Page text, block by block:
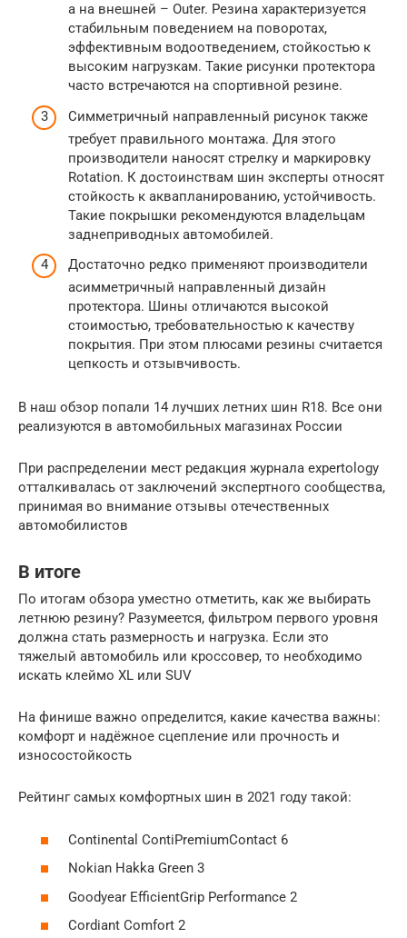
а на внешней – Outer. Резина характеризуется
стабильным поведением на поворотах,
эффективным водоотведением, стойкостью к
высоким нагрузкам. Такие рисунки протектора
часто встречаются на спортивной резине.
Симметричный направленный рисунок также
требует правильного монтажа. Для этого
производители наносят стрелку и маркировку
Rotation. К достоинствам шин эксперты относят
стойкость к аквапланированию, устойчивость.
Такие покрышки рекомендуются владельцам
заднеприводных автомобилей.
Достаточно редко применяют производители
асимметричный направленный дизайн
протектора. Шины отличаются высокой
стоимостью, требовательностью к качеству
покрытия. При этом плюсами резины считается
цепкость и отзывчивость.
В наш обзор попали 14 лучших летних шин R18. Все они
реализуются в автомобильных магазинах России
При распределении мест редакция журнала expertology
отталкивалась от заключений экспертного сообщества,
принимая во внимание отзывы отечественных
автомобилистов
В итоге
По итогам обзора уместно отметить, как же выбирать
летнюю резину? Разумеется, фильтром первого уровня
должна стать размерность и нагрузка. Если это
тяжелый автомобиль или кроссовер, то необходимо
искать клеймо XL или SUV
На финише важно определится, какие качества важны:
комфорт и надёжное сцепление или прочность и
износостойкость
Рейтинг самых комфортных шин в 2021 году такой:
Continental ContiPremiumContact 6
Nokian Hakka Green 3
Goodyear EfficientGrip Performance 2
Cordiant Comfort 2